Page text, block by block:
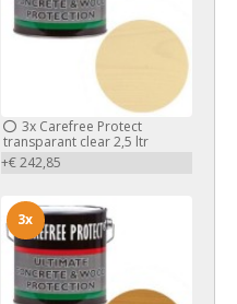
3xCarefree Protect
transparant clear 2,5 ltr
+€ 242,85
3x